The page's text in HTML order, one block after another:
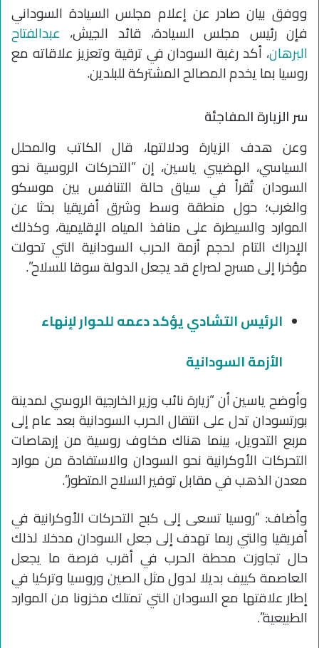
ووفق بيان صادر عن إعلام مجلس السيادة السوداني
فإن رئيس مجلس السيادة، قائد الجيش، عبدالفتاح
البرهان، أكد رغبة السودان في ترقية وتعزيز علاقاته مع
روسيا بما يخدم المصالح المشتركة للبلدين.
سر الزيارة المفاجئة
وعن هدف الزيارة ودلالتها، قال الكاتب والمحلل
السياسي، الهضيبي ياسين، إن “التحركات الروسية نحو
السودان تُقرأ في سياق حالة التنافس بين موسكو
والغرب؛ حول منطقة وسط وشرق أفريقيا بحثا عن
الموارد والسيطرة على منافذ المياه الإقليمية، وكذلك
الإدراك التام لحجم أزمة الحرب السودانية التي تحولت
مؤخرا إلى مسرح لصراع قد يجعل الدولة سوقا للسلاح”.
الرئيس التشادي يؤكد دعمه للحوار لإنهاء
الأزمة السودانية
وأوضح ياسين أن “زيارة نائب وزير الخارجية الروسي لمدينة
بورتسودان تدل على انتقال الحرب السودانية بعد عام إلى
مربع التدويل، بينما هناك مخاوف روسية من إرهاصات
التحركات الأوكرانية نحو السودان والاستفادة من موارد
معدن الذهب في مقابل توفير السلاح المتطور”.
وأضاف: “روسيا تسعى إلى كبح التحركات الأوكرانية في
أفريقيا والتي ربما تهدف إلى جعل السودان مدخلا لذلك
حال تجاوزت محطة الحرب في أقرب فرصة ما يجعل
العاصمة كييف بديلا لدول مثل الصين وروسيا وتركيا في
إطار علاقتها مع السودان التي تمتلك مخزونا من الموارد
الطبيعية”.